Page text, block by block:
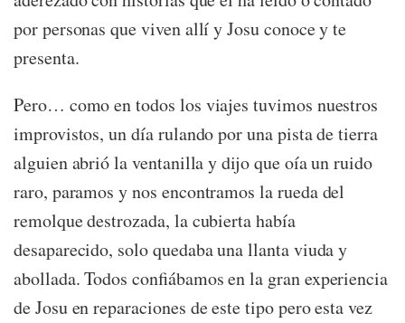
por personas que viven allí y Josu conoce y te
presenta.
Pero… como en todos los viajes tuvimos nuestros
improvistos, un día rulando por una pista de tierra
alguien abrió la ventanilla y dijo que oía un ruido
raro, paramos y nos encontramos la rueda del
remolque destrozada, la cubierta había
desaparecido, solo quedaba una llanta viuda y
abollada. Todos confiábamos en la gran experiencia
de Josu en reparaciones de este tipo pero esta vez